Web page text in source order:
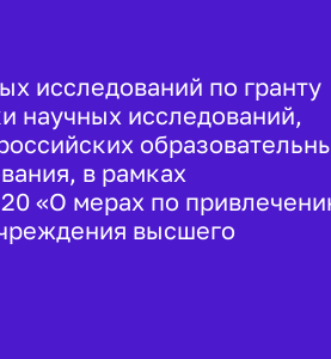
исследований по гранту
научных исследований,
в рамках
«О мерах по
высшего